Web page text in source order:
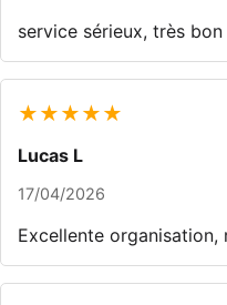
service sérieux, très bon
★★★★★
Lucas L
17/04/2026
Excellente